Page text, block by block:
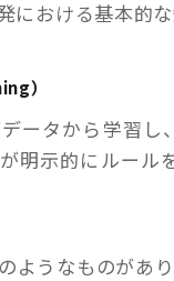
おける基本的な
）
ータから学習
明示的にルー
ようなものがあり